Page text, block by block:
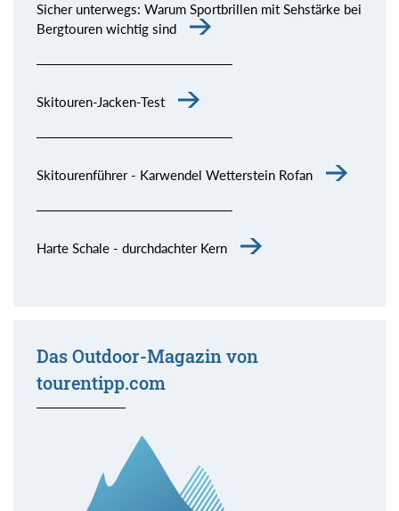
Sicher unterwegs: Warum Sportbrillen mit Sehstärke bei
Bergtouren wichtig sind
Skitouren-Jacken-Test
Skitourenführer - Karwendel Wetterstein Rofan
Harte Schale - durchdachter Kern
Das Outdoor-Magazin von
tourentipp.com